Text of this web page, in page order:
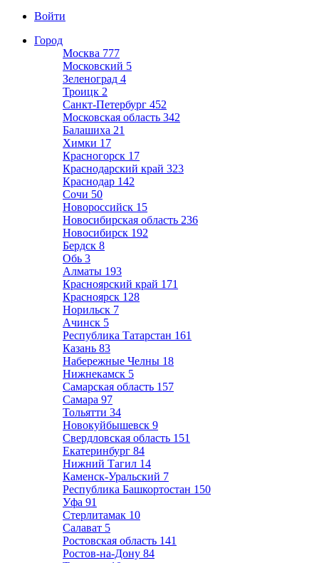
Войти
Город
Москва 777
Московский 5
Зеленоград 4
Троицк 2
Санкт-Петербург 452
Московская область 342
Балашиха 21
Химки 17
Красногорск 17
Краснодарский край 323
Краснодар 142
Сочи 50
Новороссийск 15
Новосибирская область 236
Новосибирск 192
Бердск 8
Обь 3
Алматы 193
Красноярский край 171
Красноярск 128
Норильск 7
Ачинск 5
Республика Татарстан 161
Казань 83
Набережные Челны 18
Нижнекамск 5
Самарская область 157
Самара 97
Тольятти 34
Новокуйбышевск 9
Свердловская область 151
Екатеринбург 84
Нижний Тагил 14
Каменск-Уральский 7
Республика Башкортостан 150
Уфа 91
Стерлитамак 10
Салават 5
Ростовская область 141
Ростов-на-Дону 84